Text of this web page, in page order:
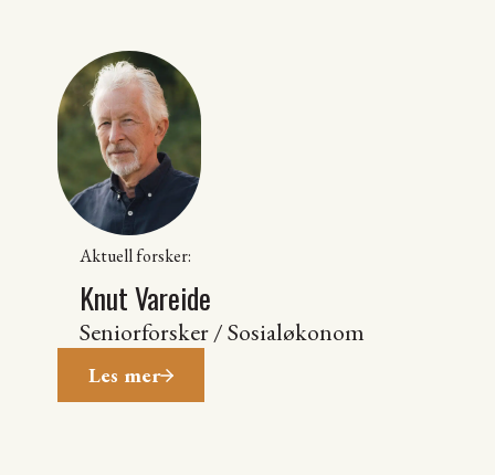
Aktuell forsker:
Knut Vareide
Seniorforsker / Sosialøkonom
Les mer